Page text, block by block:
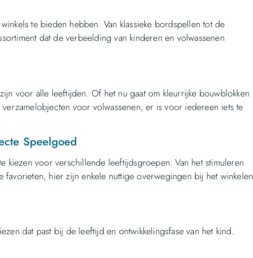
te bieden hebben. Van klassieke bordspellen tot de
dat de verbeelding van kinderen en volwassenen
voor alle leeftijden. Of het nu gaat om kleurrijke bouwblokken
voor volwassenen, er is voor iedereen iets te
Speelgoed
kiezen voor verschillende leeftijdsgroepen. Van het stimuleren
hier zijn enkele nuttige overwegingen bij het winkelen
dat past bij de leeftijd en ontwikkelingsfase van het kind.